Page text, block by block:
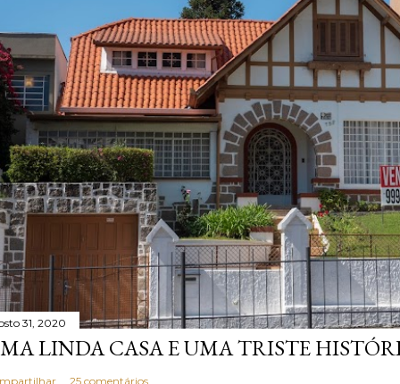
31, 2020
LINDA CASA E UMA TRISTE
25 comentários